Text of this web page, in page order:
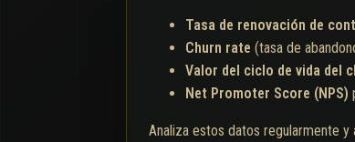
Tasa de renovación de
Churn rate (tasa de
Valor del ciclo de vida del
Net Promoter Score (NPS)
Analiza estos datos regularmente